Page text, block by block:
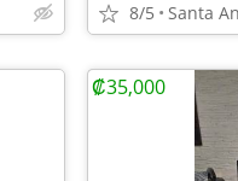
8/5 Santa
₡35,000